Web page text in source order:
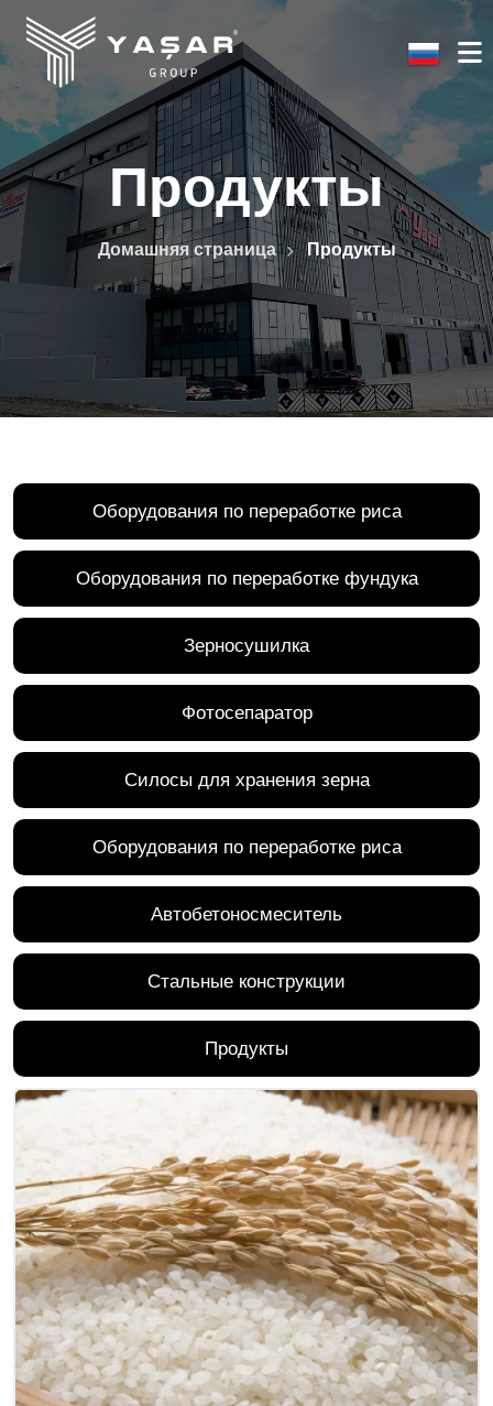
Продукты
Домашняя страница Продукты
Оборудования по переработке риса
Оборудования по переработке фундука
Зерносушилка
Фотосепаратор
Силосы для хранения зерна
Оборудования по переработке риса
Автобетоносмеситель
Стальные конструкции
Продукты